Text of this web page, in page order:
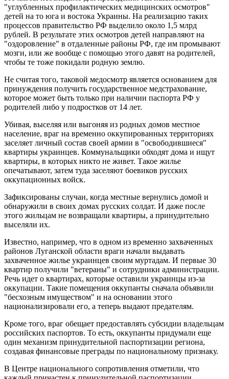
"углубленных профилактических медицинских осмотров"
детей на то юга и востока Украины. На реализацию таких
процессов правительство РФ выделило около 1,5 млрд
рублей. В результате этих осмотров детей направляют на
"оздоровление" в отдаленные районы РФ, где им промывают
мозги, или же вообще с помощью этого давят на родителей,
чтобы те тоже покидали родную землю.
Не считая того, таковой медосмотр является основанием для
принуждения получить государственное медстрахование,
которое может быть только при наличии паспорта РФ у
родителей либо у подростков от 14 лет.
Убивая, выселяя или выгоняя из родных домов местное
население, враг на временно оккупированных территориях
заселяет личный состав своей армии в "освободившиеся"
квартиры украинцев. Коммунальщики обходят дома и ищут
квартиры, в которых никто не живет. Такое жилье
опечатывают, затем туда заселяют боевиков русских
оккупационных войск.
Зафиксированы случаи, когда местные вернулись домой и
обнаружили в своих домах русских солдат. И даже после
этого жильцам не возвращали квартиры, а принудительно
выселяли их.
Известно, например, что в одном из временно захваченных
районов Луганской области враги начали выдавать
захваченное жилье украинцев своим муртадам. И первые 30
квартир получили "ветераны" и сотрудники администрации.
Речь идет о квартирах, которые оставили украинцы из-за
оккупации. Такие помещения оккупанты сначала объявили
"бесхозным имуществом" и на основании этого
национализировали его, а теперь выдают предателям.
Кроме того, враг обещает предоставлять субсидии владельцам
российских паспортов. То есть, оккупанты придумали еще
один механизм принудительной паспортизации региона,
создавая финансовые преграды по национальному признаку.
В Центре национального сопротивления отметили, что